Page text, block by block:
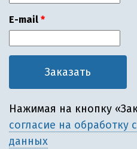
E-mail
Нажимая на кнопку
согласие на обработку
данных